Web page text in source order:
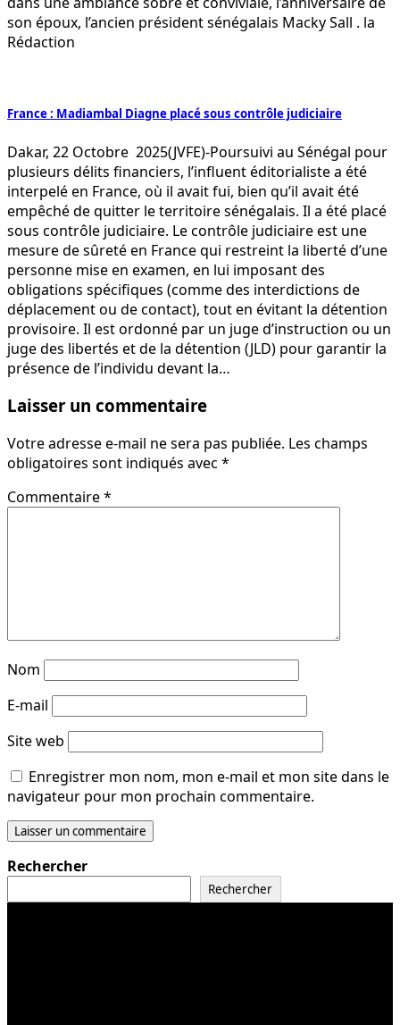
son époux, l’ancien président sénégalais Macky Sall . la
Rédaction
France : Madiambal Diagne placé sous contrôle judiciaire
Dakar, 22 Octobre 2025(JVFE)-Poursuivi au Sénégal pour
plusieurs délits financiers, l’influent éditorialiste a été
interpelé en France, où il avait fui, bien qu’il avait été
empêché de quitter le territoire sénégalais. Il a été placé
sous contrôle judiciaire. Le contrôle judiciaire est une
mesure de sûreté en France qui restreint la liberté d’une
personne mise en examen, en lui imposant des
obligations spécifiques (comme des interdictions de
déplacement ou de contact), tout en évitant la détention
provisoire. Il est ordonné par un juge d’instruction ou un
juge des libertés et de la détention (JLD) pour garantir la
présence de l’individu devant la…
Laisser un commentaire
Votre adresse e-mail ne sera pas publiée. Les champs
obligatoires sont indiqués avec *
Commentaire*
Nom
E-mail
Site web
Enregistrer mon nom, mon e-mail et mon site dans le
navigateur pour mon prochain commentaire.
Rechercher
Rechercher